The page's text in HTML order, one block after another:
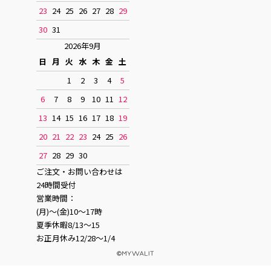
23 24 25 26 27 28 29
30 31
2026年9月
日 月 火 水 木 金 土
1
2 3 4
5
6
7 8 9 10 11 12
13 14 15 16 17 18 19
20 21 22 23 24 25 26
27 28 29 30
ご注文・お問い合わせは
24時間受付
営業時間：
(月)〜(金)10〜17時
夏季休暇8/13〜15
お正月休み12/28〜1/4